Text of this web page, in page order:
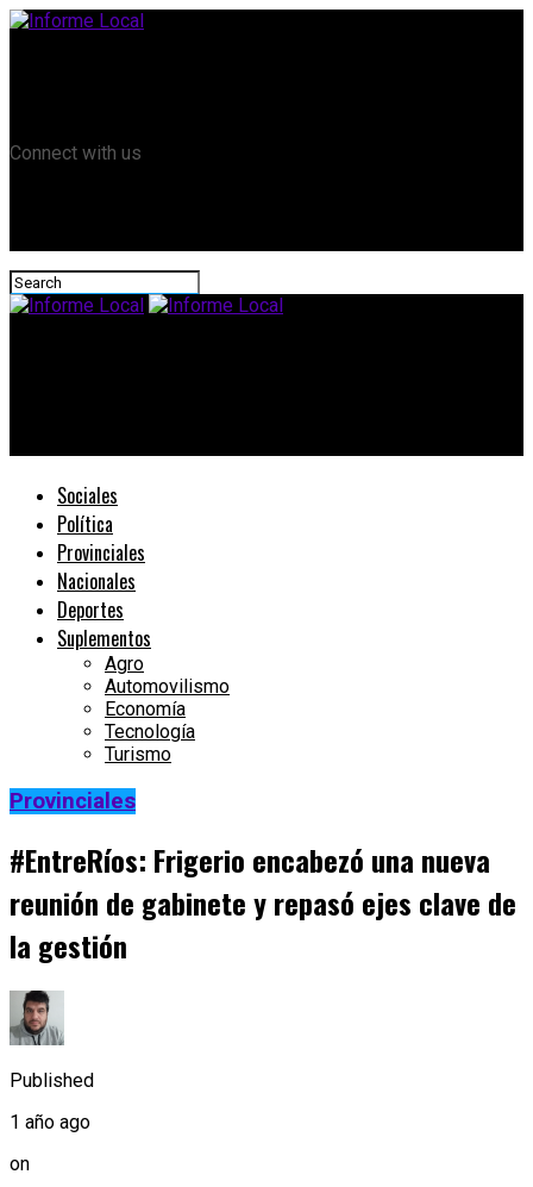
Connect with us
Sociales
Política
Provinciales
Nacionales
Deportes
Suplementos
Agro
Automovilismo
Economía
Tecnología
Turismo
Provinciales
#EntreRíos: Frigerio encabezó una nueva
reunión de gabinete y repasó ejes clave de
la gestión
Published
1 año ago
on